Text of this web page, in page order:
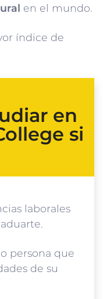
en el mundo.
índice de
en
si
laborales
persona que
de su